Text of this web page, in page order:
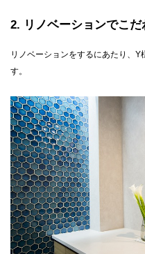
2 リノベーションでこ
リノベーションをするにあたり、
す。